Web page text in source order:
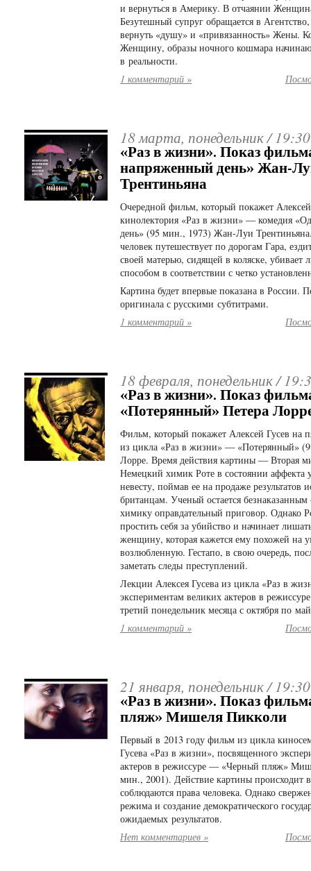
и вернуться в Америку. В отчаянии
Безутешный супруг обращается в
вернуть «душу» и «привязанность» Жены.
Женщину, образы ночного кошмара
в реальности.
1 комментарий »
18 марта, понедельник /19:30
«Раз в жизни». Показ
напряженный день» Жан-
Трентиньяна
Очередной фильм, который покажет
кинолектория «Раз в жизни» — комедия
день» (95 мин., 1973) Жан-Луи
человек путешествует по дорогам Гара,
своей матерью, сидящей в коляске,
способом в соответствии с четко
Картина будет впервые показана в России.
оригинала с русскими субтитрами.
1 комментарий »
18 февраля, понедельник /
«Раз в жизни». Показ
«Потерянный» Петера
Фильм, который покажет Алексей Гусев на
из цикла «Раз в жизни» — «Потерянный»
Лорре. Время действия картины — Вторая
Немецкий химик Роте в состоянии аффекта
невесту, поймав ее на продаже результатов
британцам. Ученый остается
химику оправдательный приговор. Однако
простить себя за убийство и начинает
женщину, которая кажется ему похожей на
возлюбленную. Гестапо, в свою очередь,
заметать следы преступлений.
Лекции Алексея Гусева из цикла «Раз в
экспериментам великих актеров в
третий понедельник месяца с октября по
1 комментарий »
21 января, понедельник /19:30
«Раз в жизни». Показ
пляж» Мишеля Пикколи
Первый в 2013 году фильм из цикла
Гусева «Раз в жизни», посвященного
актеров в режиссуре — «Черный пляж»
мин., 2001). Действие картины происходит в
соблюдаются права человека. Однако
режима и создание демократического
ожидаемых результатов.
Нет комментариев »